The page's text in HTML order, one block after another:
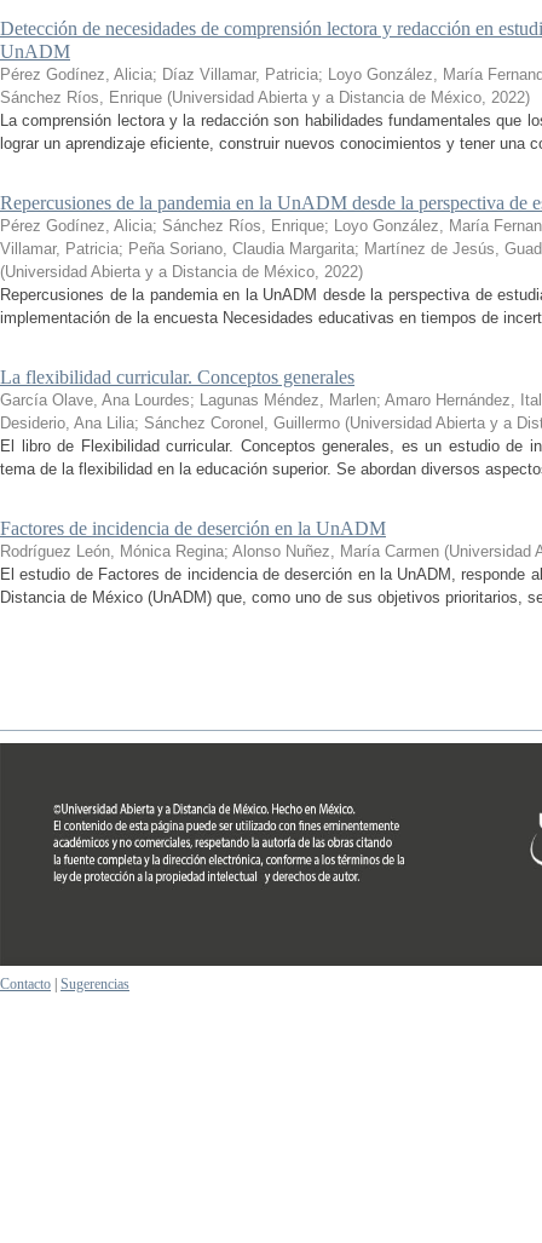
Detección de necesidades de comprensión lectora y redacción en
UnADM
Pérez Godínez, Alicia; Díaz Villamar, Patricia; Loyo González, María
Sánchez Ríos, Enrique (Universidad Abierta y a Distancia de México, 2022)
La comprensión lectora y la redacción son habilidades fundamentales que
lograr un aprendizaje eficiente, construir nuevos conocimientos y tener una
Repercusiones de la pandemia en la UnADM desde la perspectiva de
Pérez Godínez, Alicia; Sánchez Ríos, Enrique; Loyo González, María
Villamar, Patricia; Peña Soriano, Claudia Margarita; Martínez de Jesús,
(Universidad Abierta y a Distancia de México, 2022)
Repercusiones de la pandemia en la UnADM desde la perspectiva de
implementación de la encuesta Necesidades educativas en tiempos de
La flexibilidad curricular. Conceptos generales
García Olave, Ana Lourdes; Lagunas Méndez, Marlen; Amaro Hernández,
Desiderio, Ana Lilia; Sánchez Coronel, Guillermo (Universidad Abierta y a
El libro de Flexibilidad curricular. Conceptos generales, es un estudio de
tema de la flexibilidad en la educación superior. Se abordan diversos
Factores de incidencia de deserción en la UnADM
Rodríguez León, Mónica Regina; Alonso Nuñez, María Carmen (Universidad
El estudio de Factores de incidencia de deserción en la UnADM, responde
Distancia de México (UnADM) que, como uno de sus objetivos prioritarios,
Contacto Sugerencias